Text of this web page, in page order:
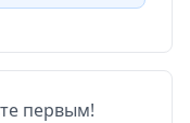
первым!